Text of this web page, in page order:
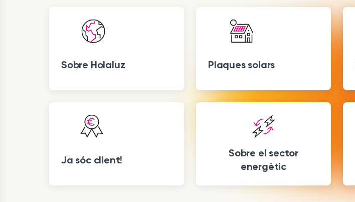
Sobre Holaluz Plaques solars
Ja sóc client!
Sobre el sector
energètic